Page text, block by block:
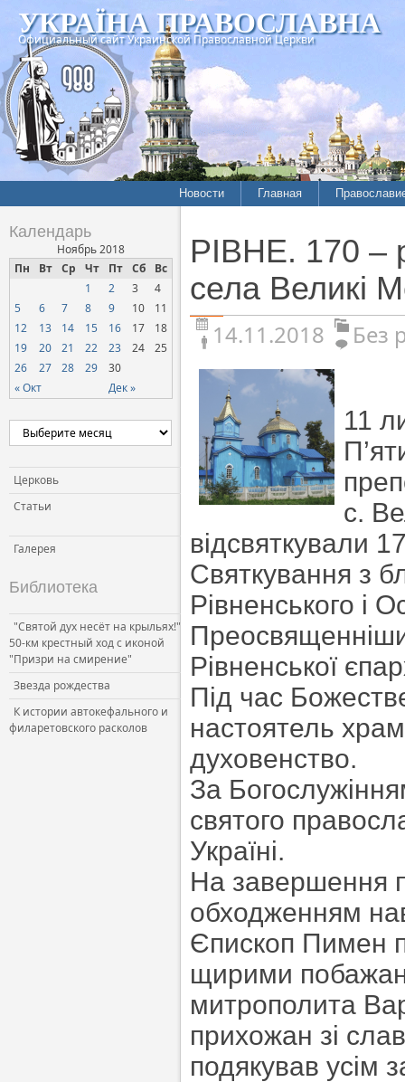
УКРАЇНА ПРАВОСЛАВНА
Официальный сайт Украинской Православной Церкви
Новости Главная
Календарь
Ноябрь 2018
Пн
Вт Ср Чт Пт Сб Вс
« Окт Дек »
1 2 3
4
5
6 7 8 9 10
11
12
13 14 15 16 17
18
19
20 21 22 23 24
25
26
27 28 29 30
Церковь
Статьи
Галерея
Библиотека
"Святой дух несёт на крыльях!"
50-км крестный ход с иконой
"Призри на смирение"
Звезда рождества
К истории автокефального и
филаретовского расколов
РІВНЕ. 170 –
села Великі
14.11.2018 Без
11
с.
відсвяткували
Святкування з
Рівненського і
Рівненської
Під час
настоятель
духовенство.
За
святого
Україні.
На завершення
обходженням
Єпископ Пимен
щирими
митрополита
прихожан зі
подякував усім